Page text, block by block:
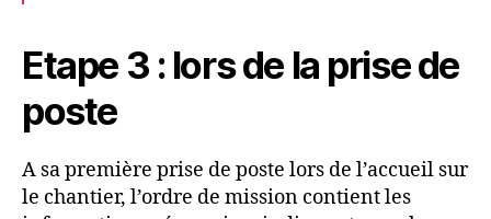
Etape 3 : lors de la prise de
poste
A sa première prise de poste lors de l’accueil sur
le chantier, l’ordre de mission contient les